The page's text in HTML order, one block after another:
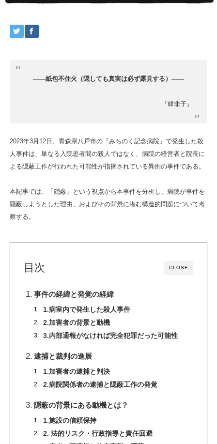
――紙包不住火（隠しても真実は必ず露見する）――
『韓非子』
2023年3月12日、青森県八戸市の『みちのく記念病院』で発生した殺
人事件は、単なる入院患者間の殺人ではなく、病院の経営者と院長に
よる隠蔽工作が行われた可能性が指摘されている異例の事件である。
本記事では、「隠蔽」という視点から本事件を分析し、病院が事件を
隠蔽しようとした理由、およびその背景に潜む構造的問題について考
察する。
CLOSE
目次
事件の経緯と発覚の経緯
1.病室内で発生した殺人事件
2.加害者の背景と動機
3.内部通報がなければ完全犯罪だった可能性
逮捕と裁判の進展
1.加害者の逮捕と判決
2.病院関係者の逮捕と隠蔽工作の発覚
隠蔽の背景にある動機とは？
1.施設の信頼保持
2. 法的リスク・行政指導と責任回避